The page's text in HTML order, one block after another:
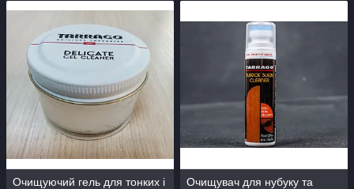
Очищуючий гель для тонких і
Очищувач для нубуку та